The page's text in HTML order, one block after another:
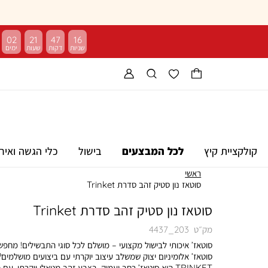
02 21 47 15
קולקציית קיץ לכל המבצעים בישול כלי הגשה
ראשי
סוטאז נון סטיק זהב סדרת Trinket
סוטאז נון סטיק זהב סדרת Trinket
מק״ט 4437_203
סוטאז’ איכותי לבישול מקצועי – מושלם לכל סוגי התבשילים!
סוטאז’ אלומיניום יצוק שמשלב עיצוב יוקרתי עם ביצועים